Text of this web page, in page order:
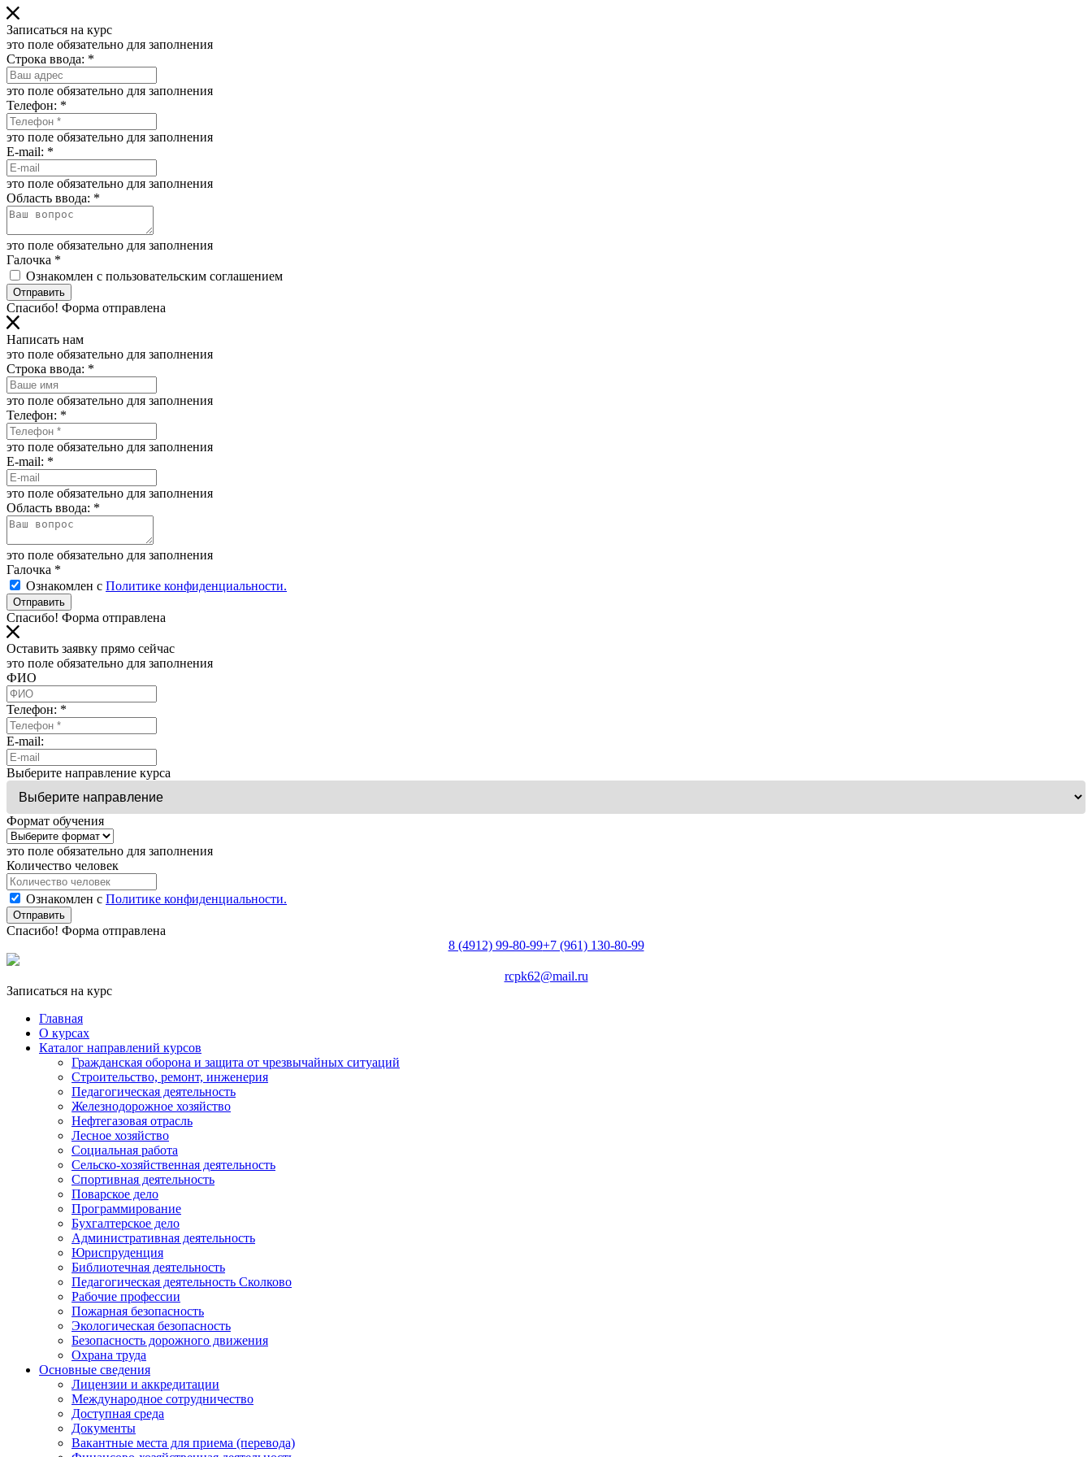
Записаться на курс
это поле обязательно для заполнения
Строка ввода: *
это поле обязательно для заполнения
Телефон: *
это поле обязательно для заполнения
E-mail: *
это поле обязательно для заполнения
Область ввода: *
это поле обязательно для заполнения
Галочка *
Ознакомлен с пользовательским соглашением
Отправить
Спасибо! Форма отправлена
Написать нам
это поле обязательно для заполнения
Строка ввода: *
это поле обязательно для заполнения
Телефон: *
это поле обязательно для заполнения
E-mail: *
это поле обязательно для заполнения
Область ввода: *
это поле обязательно для заполнения
Галочка *
Ознакомлен с Политике конфиденциальности.
Отправить
Спасибо! Форма отправлена
Оставить заявку прямо сейчас
это поле обязательно для заполнения
ФИО
Телефон: *
E-mail:
Выберите направление курса
Формат обучения
это поле обязательно для заполнения
Количество человек
Ознакомлен с Политике конфиденциальности.
Отправить
Спасибо! Форма отправлена
8 (4912) 99-80-99+7 (961) 130-80-99
rcpk62@mail.ru
Записаться на курс
Главная
О курсах
Каталог направлений курсов
Гражданская оборона и защита от чрезвычайных ситуаций
Строительство, ремонт, инженерия
Педагогическая деятельность
Железнодорожное хозяйство
Нефтегазовая отрасль
Лесное хозяйство
Социальная работа
Сельско-хозяйственная деятельность
Спортивная деятельность
Поварское дело
Программирование
Бухгалтерское дело
Административная деятельность
Юриспруденция
Библиотечная деятельность
Педагогическая деятельность Сколково
Рабочие профессии
Пожарная безопасность
Экологическая безопасность
Безопасность дорожного движения
Охрана труда
Основные сведения
Лицензии и аккредитации
Международное сотрудничество
Доступная среда
Документы
Вакантные места для приема (перевода)